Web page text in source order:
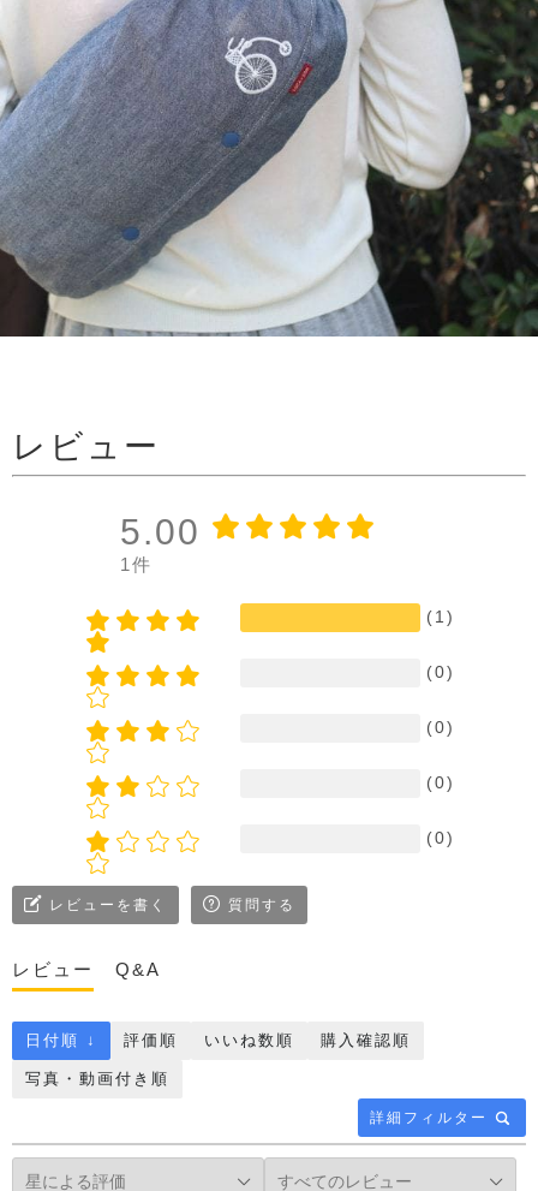
レビュー
5.00
1件
(1)
(0)
(0)
(0)
(0)
レビューを書く 質問する
レビュー Q&A
詳細フィルター
日付順 ↓ 評価順 いいね数順 購入確認順
写真・動画付き順